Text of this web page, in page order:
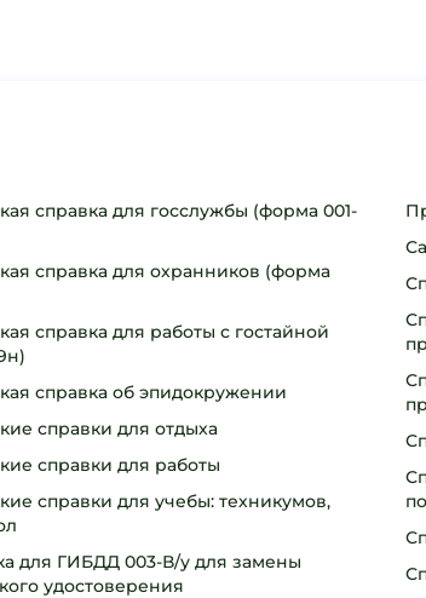
справка для госслужбы (форма 001-
справка для охранников (форма
справка для работы с гостайной
справка об эпидокружении
справки для отдыха
справки для работы
справки для учебы: техникумов,
для ГИБДД 003-В/у для замены
удостоверения